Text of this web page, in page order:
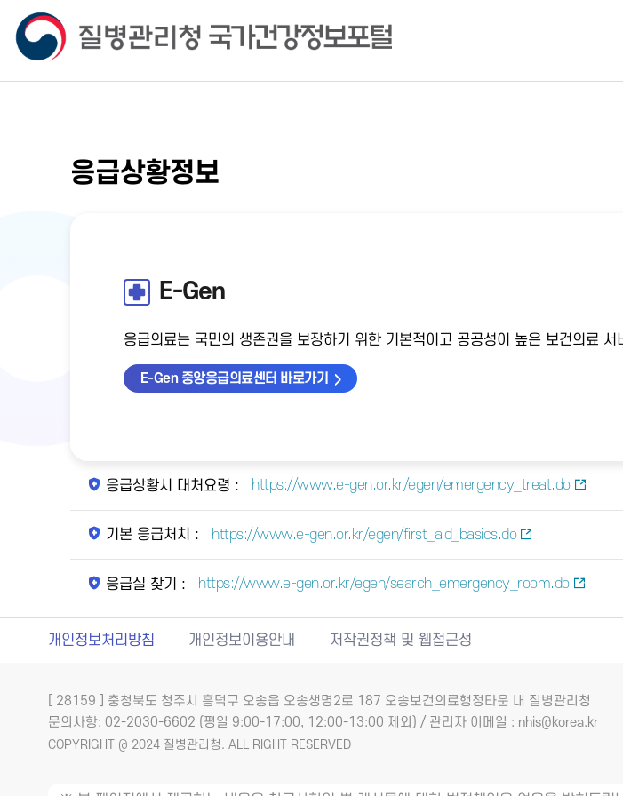
응급상황정보
E-Gen
응급의료는 국민의 생존권을 보장하기 위한 기본적이고 공공성이 높은 보건의료 서
E-Gen 중앙응급의료센터 바로가기
응급상황시 대처요령 : https://www.e-gen.or.kr/egen/emergency_treat.do
기본 응급처치 : https://www.e-gen.or.kr/egen/first_aid_basics.do
응급실 찾기 : https://www.e-gen.or.kr/egen/search_emergency_room.do
개인정보처리방침 개인정보이용안내 저작권정책 및 웹접근성
[ 28159 ] 충청북도 청주시 흥덕구 오송읍 오송생명2로 187 오송보건의료행정타운 내 질병관리청
문의사항: 02-2030-6602 (평일 9:00-17:00, 12:00-13:00 제외) / 관리자 이메일 : nhis@korea.kr
COPYRIGHT @ 2024 질병관리청. ALL RIGHT RESERVED